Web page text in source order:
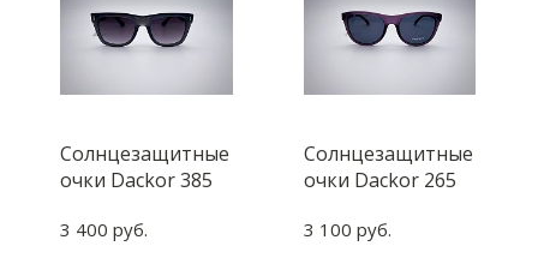
Солнцезащитные
очки Dackor 385
3 400 руб.
Солнцезащитные
очки Dackor 265
3 100 руб.